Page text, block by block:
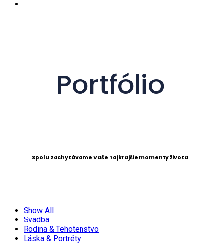
Portfólio
Spolu zachytávame Vaše najkrajšie momenty života
Show All
Svadba
Rodina & Tehotenstvo
Láska & Portréty